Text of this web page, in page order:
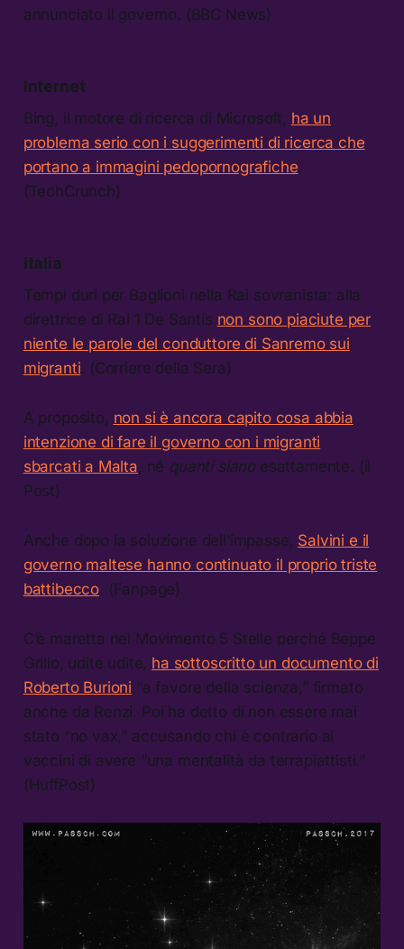
annunciato il governo. (BBC News)
Internet
Bing, il motore di ricerca di Microsoft, ha un
problema serio con i suggerimenti di ricerca che
portano a immagini pedopornografiche.
(TechCrunch)
Italia
Tempi duri per Baglioni nella Rai sovranista: alla
direttrice di Rai 1 De Santis non sono piaciute per
niente le parole del conduttore di Sanremo sui
migranti. (Corriere della Sera)
A proposito, non si è ancora capito cosa abbia
intenzione di fare il governo con i migranti
sbarcati a Malta , né quanti sianoesattamente. (il
Post)
Anche dopo la soluzione dell’impasse, Salvini e il
governo maltese hanno continuato il proprio triste
battibecco. (Fanpage)
C’è maretta nel Movimento 5 Stelle perché Beppe
Grillo, udite udite, ha sottoscritto un documento di
Roberto Burioni “a favore della scienza,” firmato
anche da Renzi. Poi ha detto di non essere mai
stato “no vax,” accusando chi è contrario ai
vaccini di avere “una mentalità da terrapiattisti.”
(HuffPost)